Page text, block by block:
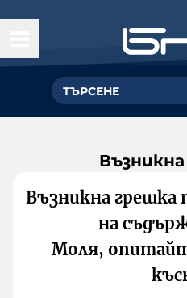
Възникна грешка
на
Моля,